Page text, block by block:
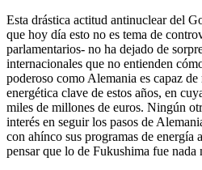
Esta drástica actitud antinuclear del
que hoy día esto no es tema de
parlamentarios- no ha dejado de
internacionales que no entienden
poderoso como Alemania es capaz
energética clave de estos años, en
miles de millones de euros. Ningún
interés en seguir los pasos de
con ahínco sus programas de energía
pensar que lo de Fukushima fue nada